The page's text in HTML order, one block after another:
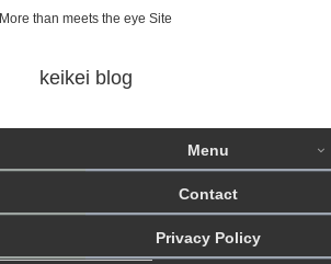
More than meets the eye Site
keikei blog
Menu
Contact
Privacy Policy